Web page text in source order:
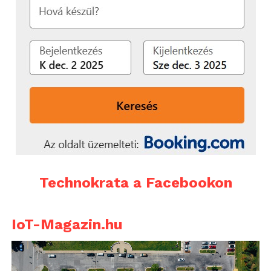
zsebünkbe kell majd nyúlni. A fix optikáknál kicsit
jobb a helyzet, de egy 16mm f/2.4 NX (EX-W16NB)
lencse például szintén elég drága, 89.900,- forint.
Mindezzel nem azt mondom, hogy ezek az optikák
túl drágák, hiszen akik tükörreflexes gépekkel
dolgoznak, nagyon jól tudják, hogy milliós
nagyságrend is lehet egy-egy lencserendszer. És azt
Technokrata a Facebookon
IoT-Magazin.hu